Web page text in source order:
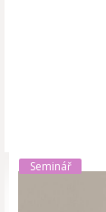
Seminář